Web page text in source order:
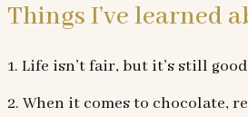
Things I’ve learned
1. Life isn’t fair, but it’s still
2. When it comes to chocolate,